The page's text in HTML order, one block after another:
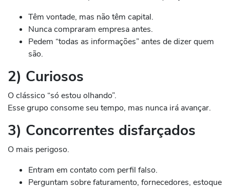
Têm vontade, mas não têm capital.
Nunca compraram empresa antes.
Pedem “todas as informações” antes de dizer quem
são.
2) Curiosos
O clássico “só estou olhando”.
Esse grupo consome seu tempo, mas nunca irá avançar.
3) Concorrentes disfarçados
O mais perigoso.
Entram em contato com perfil falso.
Perguntam sobre faturamento, fornecedores, estoque